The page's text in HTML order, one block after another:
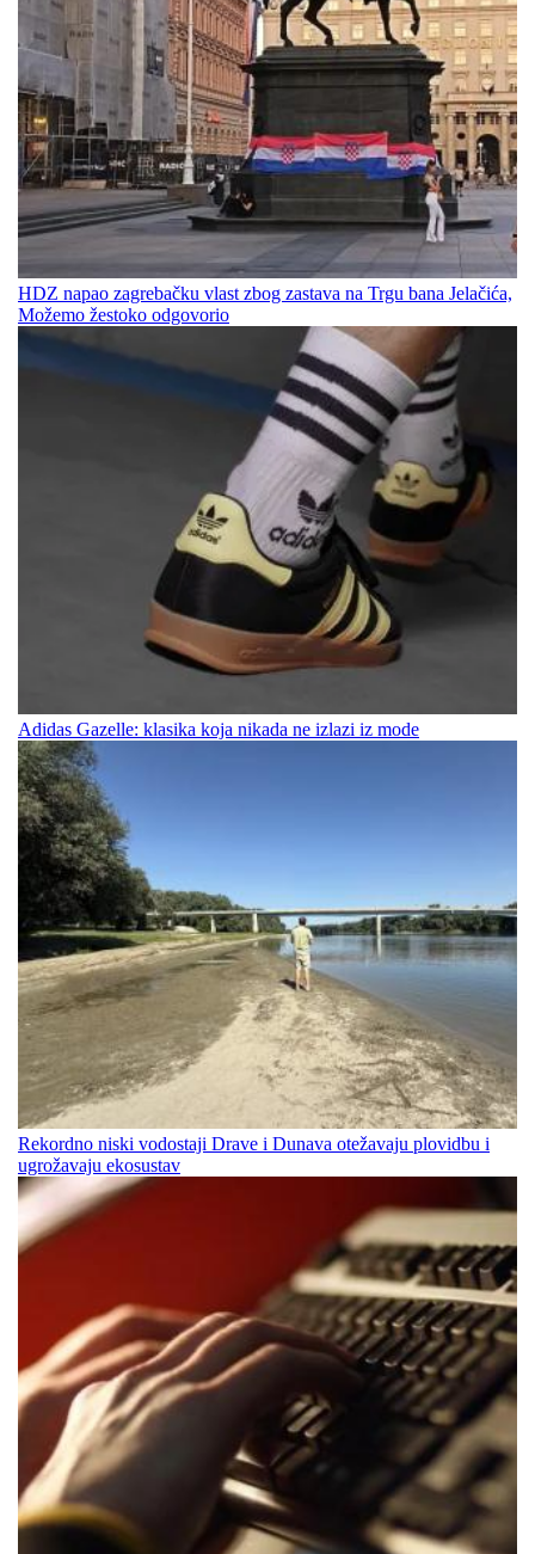
HDZ napao zagrebačku vlast zbog zastava na Trgu bana Jelačića,
Možemo žestoko odgovorio
Adidas Gazelle: klasika koja nikada ne izlazi iz mode
Rekordno niski vodostaji Drave i Dunava otežavaju plovidbu i
ugrožavaju ekosustav